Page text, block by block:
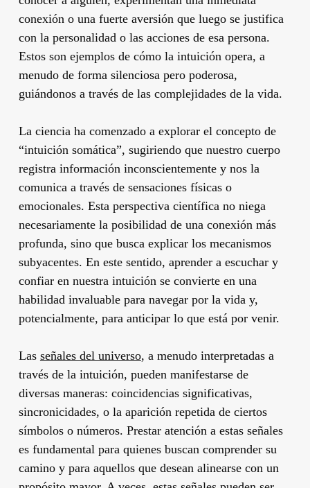
conexión o una fuerte aversión que luego se justifica
con la personalidad o las acciones de esa persona.
Estos son ejemplos de cómo la intuición opera, a
menudo de forma silenciosa pero poderosa,
guiándonos a través de las complejidades de la vida.
La ciencia ha comenzado a explorar el concepto de
“intuición somática”, sugiriendo que nuestro cuerpo
registra información inconscientemente y nos la
comunica a través de sensaciones físicas o
emocionales. Esta perspectiva científica no niega
necesariamente la posibilidad de una conexión más
profunda, sino que busca explicar los mecanismos
subyacentes. En este sentido, aprender a escuchar y
confiar en nuestra intuición se convierte en una
habilidad invaluable para navegar por la vida y,
potencialmente, para anticipar lo que está por venir.
Las señales del universo, a menudo interpretadas a
través de la intuición, pueden manifestarse de
diversas maneras: coincidencias significativas,
sincronicidades, o la aparición repetida de ciertos
símbolos o números. Prestar atención a estas señales
es fundamental para quienes buscan comprender su
camino y para aquellos que desean alinearse con un